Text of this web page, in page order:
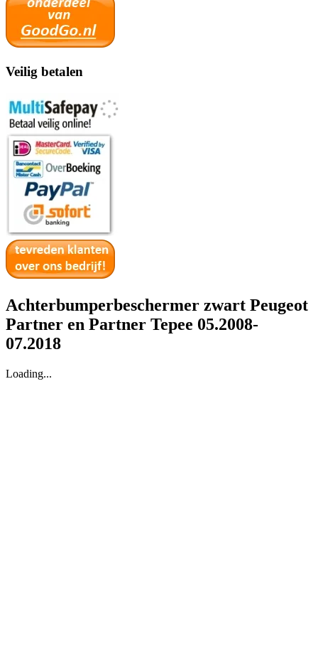
Veilig betalen
Achterbumperbeschermer zwart Peugeot
Partner en Partner Tepee 05.2008-
07.2018
Loading...